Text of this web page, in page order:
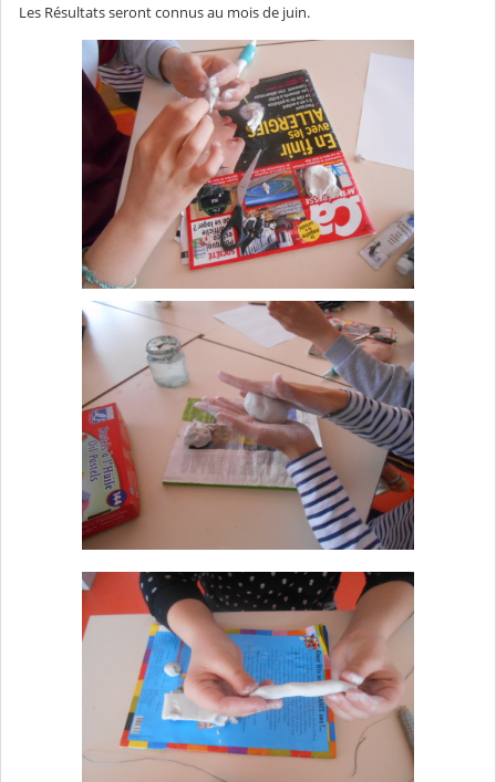
Les Résultats seront connus au mois de juin.